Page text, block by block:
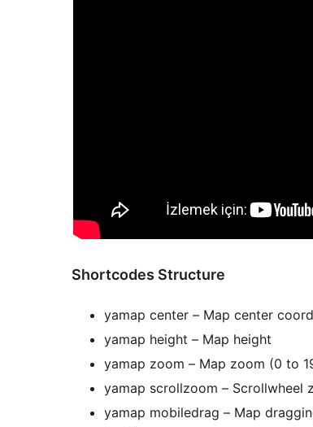
Shortcodes Structure
yamap center – Map center
yamap height – Map height
yamap zoom – Map zoom (0 to
yamap scrollzoom – Scrollwheel
yamap mobiledrag – Map